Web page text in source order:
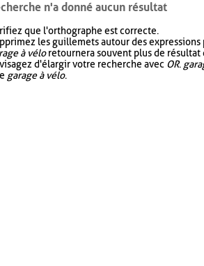
n'a donné aucun résultat
que l'orthographe est correcte.
les guillemets autour des
à véloretournera souvent plus de résultat
d'élargir votre recherche avec OR.
garage à vélo.